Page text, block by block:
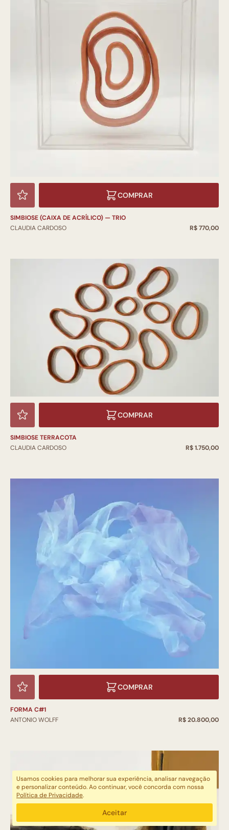
COMPRAR
SIMBIOSE (CAIXA DE ACRÍLICO) — TRIO
CLAUDIA CARDOSO
R$ 770,00
COMPRAR
SIMBIOSE TERRACOTA
CLAUDIA CARDOSO
R$ 1.750,00
COMPRAR
FORMA C#1
ANTONIO WOLFF
R$ 20.800,00
Usamos cookies para melhorar sua experiência, analisar navegação
e personalizar conteúdo. Ao continuar, você concorda com nossa
Política de Privacidade.
Aceitar